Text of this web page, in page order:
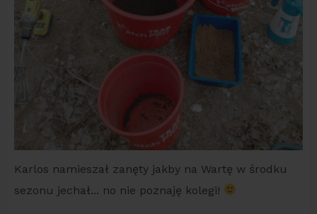
Karlos namieszał zanęty jakby na Wartę w środku
sezonu jechał... no nie poznaję kolegi!